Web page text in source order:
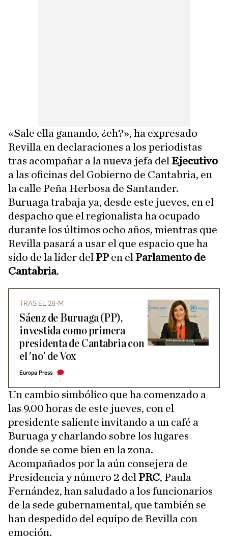
«Sale ella ganando, ¿eh?», ha expresado
Revilla en declaraciones a los periodistas
tras acompañar a la nueva jefa del Ejecutivo
a las oficinas del Gobierno de Cantabria, en
la calle Peña Herbosa de Santander.
Buruaga trabaja ya, desde este jueves, en el
despacho que el regionalista ha ocupado
durante los últimos ocho años, mientras que
Revilla pasará a usar el que espacio que ha
sido de la líder del PP en el Parlamento de
Cantabria.
TRAS EL 28-M
Sáenz de Buruaga (PP),
investida como primera
presidenta de Cantabria con
el 'no' de Vox
Europa Press
Un cambio simbólico que ha comenzado a
las 9.00 horas de este jueves, con el
presidente saliente invitando a un café a
Buruaga y charlando sobre los lugares
donde se come bien en la zona.
Acompañados por la aún consejera de
Presidencia y número 2 del PRC, Paula
Fernández, han saludado a los funcionarios
de la sede gubernamental, que también se
han despedido del equipo de Revilla con
emoción.